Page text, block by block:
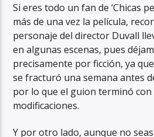
Si eres todo un fan de ‘Chicas
más de una vez la película,
personaje del director Duvall
en algunas escenas, pues
precisamente por ficción, ya
se fracturó una semana antes
por lo que el guion terminó con
modificaciones.
Y por otro lado, aunque no seas